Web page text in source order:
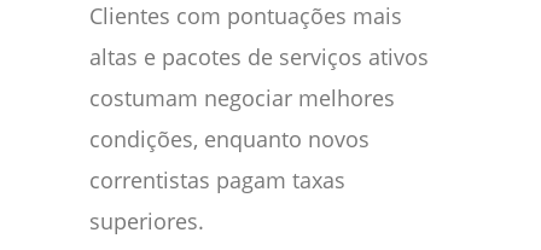
Clientes com pontuações mais
altas e pacotes de serviços ativos
costumam negociar melhores
condições, enquanto novos
correntistas pagam taxas
superiores.